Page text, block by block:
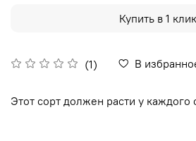
(1) В
Купить в 1 клик
Этот сорт должен расти у каждого